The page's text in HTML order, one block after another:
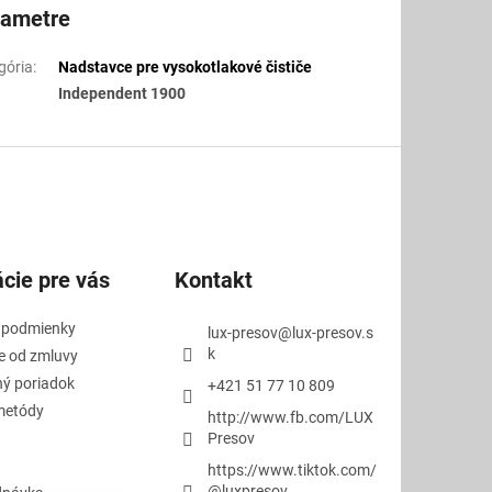
:
Nadstavce pre vysokotlakové čističe
Independent 1900
pre vás
od zmluvy
poriadok
Kontakt
lux-presov@ lux-presov.s
k
+421 51 77 10 809
http://www.fb.com/LUX
Presov
https://www.tiktok.com/